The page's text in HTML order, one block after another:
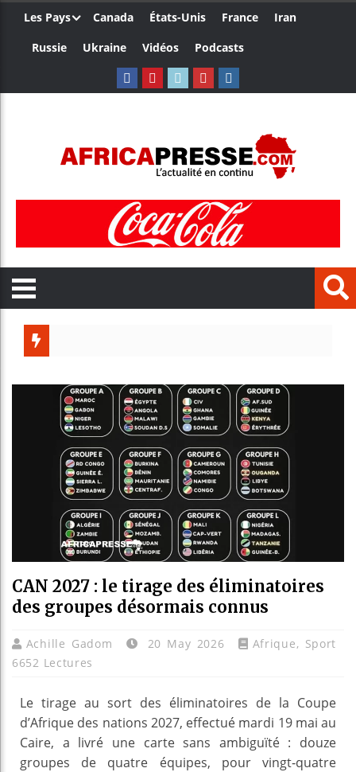
Les Pays Canada États-Unis France
Iran
Russie
Ukraine Vidéos Podcasts
CAN 2027 : le tirage des éliminatoires
des groupes désormais connus
Achille Gadom 20 May 2026 Afrique, Sport
6652 Lectures
Le tirage au sort des éliminatoires de la Coupe
d’Afrique des nations 2027, effectué mardi 19 mai au
Caire, a livré une carte sans ambiguïté : douze
groupes de quatre équipes, pour vingt‑quatre